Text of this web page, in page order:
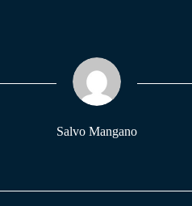
Salvo Mangano